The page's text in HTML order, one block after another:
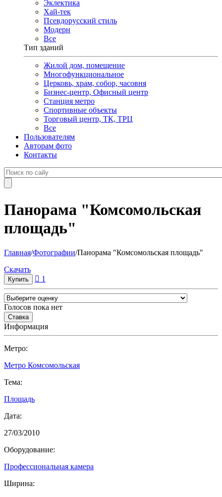
Эклектика
Хай-тек
Псевдорусский стиль
Модерн
Все
Тип зданий
Жилой дом, помещение
Многофункциональное
Церковь, храм, собор, часовня
Бизнес-центр, Офисный центр
Станция метро
Спортивные объекты
Торговый центр, ТК, ТРЦ
Все
Пользователям
Авторам фото
Контакты
Панорама "Комсомольская
площадь"
Главная/Фотографии/Панорама "Комсомольская площадь"
Cкачать
1
Голосов пока нет
Информация
Метро:
Метро Комсомольская
Тема:
Площадь
Дата:
27/03/2010
Оборудование:
Профессиональная камера
Ширина: